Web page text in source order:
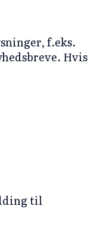
f.eks.
Hvis
til